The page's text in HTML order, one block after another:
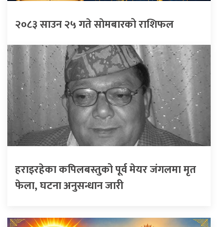
२०८३ साउन २५ गते साेमबारको राशिफल
हराइरहेका कपिलबस्तुको पूर्व मेयर जंगलमा मृत
फेला, घटना अनुसन्धान जारी